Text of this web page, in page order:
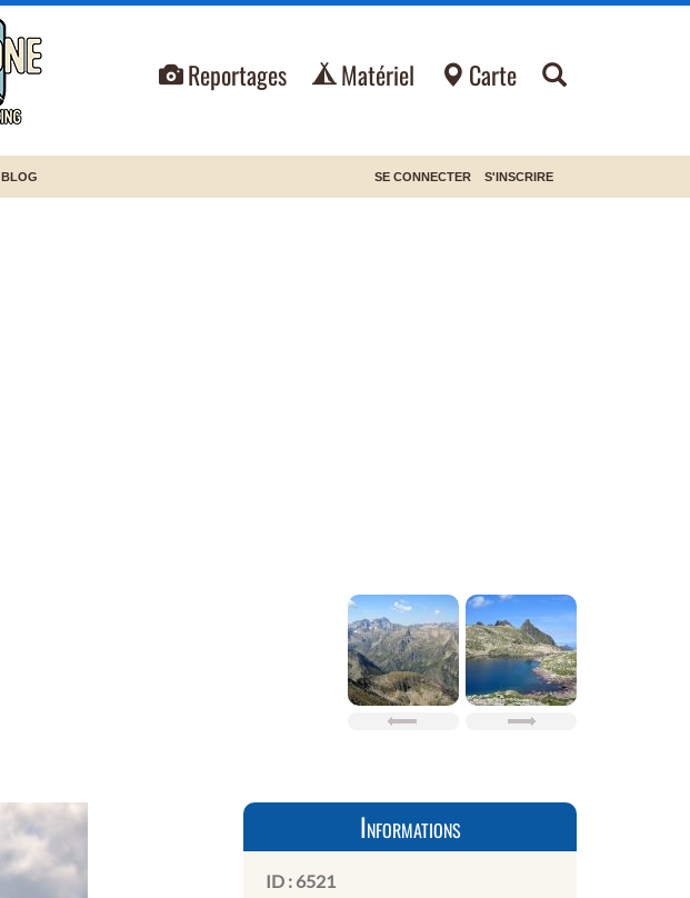
Reportages Matériel Carte
BLOG SE CONNECTER S'INSCRIRE
Informations
ID : 6521